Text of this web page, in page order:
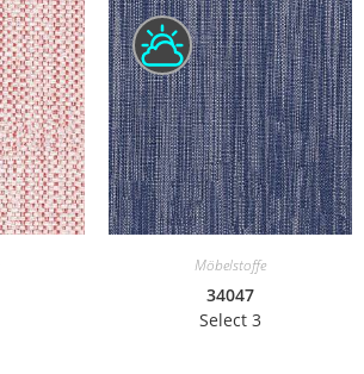
Möbelstoffe
34047
Select 3